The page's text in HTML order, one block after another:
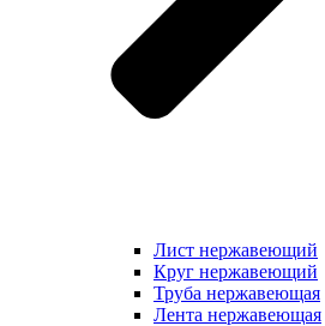
Лист нержавеющий
Круг нержавеющий
Труба нержавеющая
Лента нержавеющая